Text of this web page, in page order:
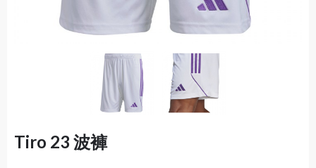
Tiro 23 波褲